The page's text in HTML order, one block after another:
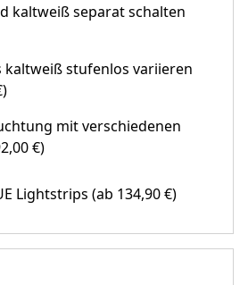
kaltweiß separat schalten
kaltweiß stufenlos variieren
mit verschiedenen
€)
Lightstrips (ab 134,90 €)